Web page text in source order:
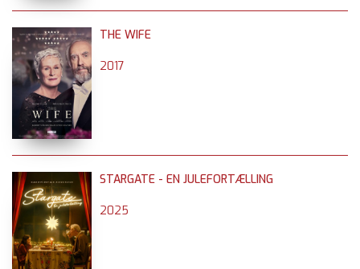
THE WIFE
2017
STARGATE - EN JULEFORTÆLLING
2025